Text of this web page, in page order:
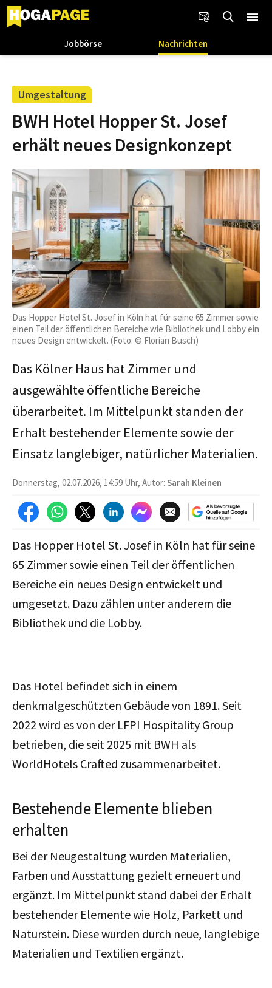
Jobbörse Nachrichten
Umgestaltung
BWH Hotel Hopper St. Josef
erhält neues Designkonzept
Das Hopper Hotel St. Josef in Köln hat für seine 65 Zimmer sowie
einen Teil der öffentlichen Bereiche wie Bibliothek und Lobby ein
neues Design entwickelt. (Foto: © Florian Busch)
Das Kölner Haus hat Zimmer und
ausgewählte öffentliche Bereiche
überarbeitet. Im Mittelpunkt standen der
Erhalt bestehender Elemente sowie der
Einsatz langlebiger, natürlicher Materialien.
Donnerstag, 02.07.2026, 14:59 Uhr, Autor: Sarah Kleinen
Das Hopper Hotel St. Josef in Köln hat für seine
65 Zimmer sowie einen Teil der öffentlichen
Bereiche ein neues Design entwickelt und
umgesetzt. Dazu zählen unter anderem die
Bibliothek und die Lobby.
Das Hotel befindet sich in einem
denkmalgeschützten Gebäude von 1891. Seit
2022 wird es von der LFPI Hospitality Group
betrieben, die seit 2025 mit BWH als
WorldHotels Crafted zusammenarbeitet.
Bestehende Elemente blieben
erhalten
Bei der Neugestaltung wurden Materialien,
Farben und Ausstattung gezielt erneuert und
ergänzt. Im Mittelpunkt stand dabei der Erhalt
bestehender Elemente wie Holz, Parkett und
Naturstein. Diese wurden durch neue, langlebige
Materialien und Textilien ergänzt.